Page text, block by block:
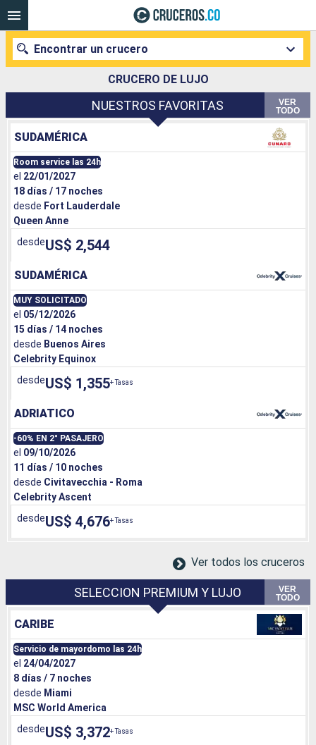
Encontrar un crucero
Fecha de salida
Puertos
Buscar
CRUCERO DE LUJO
NUESTROS FAVORITAS
VER
TODO
SUDAMÉRICA
Queen Anne
desde Fort Lauderdale
18 días / 17 noches
el 22/01/2027
Room service las 24h
desdeUS$ 2,544
SUDAMÉRICA
Celebrity Equinox
desde Buenos Aires
15 días / 14 noches
el 05/12/2026
MUY SOLICITADO
desdeUS$ 1,355+ Tasas
ADRIATICO
Celebrity Ascent
desde Civitavecchia - Roma
11 días / 10 noches
el 09/10/2026
-60% EN 2° PASAJERO
desdeUS$ 4,676+ Tasas
Ver todos los cruceros
SELECCION PREMIUM Y LUJO
VER
TODO
CARIBE
MSC World America
desde Miami
8 días / 7 noches
el 24/04/2027
Servicio de mayordomo las 24h
desdeUS$ 3,372+ Tasas